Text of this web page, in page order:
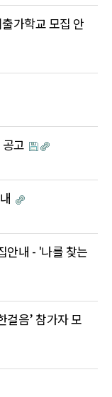
가학교 모집 안
고
안내 - '나를 찾는
걸음’ 참가자 모